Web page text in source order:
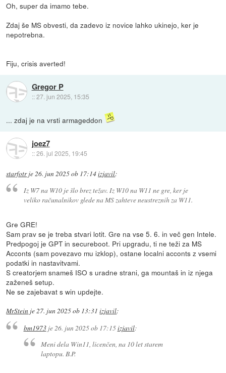
Oh, super da imamo tebe.
Zdaj še MS obvesti, da zadevo iz novice lahko ukinejo, ker je
nepotrebna.
Fiju, crisis averted!
Gregor P
::27. jun 2025, 15:35
... zdaj je na vrsti armageddon
joez7
::26. jul 2025, 19:45
starfotrje 26. jun 2025 ob 17:14izjavil:
Iz W7 na W10 je šlo brez težav. Iz W10 na W11 ne gre, ker je
veliko računalnikov glede na MS zahteve neustreznih za W11.
Gre GRE!
Sam prav se je treba stvari lotit. Gre na vse 5. 6. in več gen Intele.
Predpogoj je GPT in secureboot. Pri upgradu, ti ne teži za MS
Acconts (sam povezavo mu izklop), ostane localni acconts z vsemi
podatki in nastavitvami.
S creatorjem snameš ISO s uradne strani, ga mountaš in iz njega
zaženeš setup.
Ne se zajebavat s win updejte.
MrStein je27. jun 2025 ob 13:31 izjavil:
bm1973je 26. jun 2025 ob 17:15izjavil:
Meni dela Win11, licenčen, na 10 let starem
laptopu. B.P.